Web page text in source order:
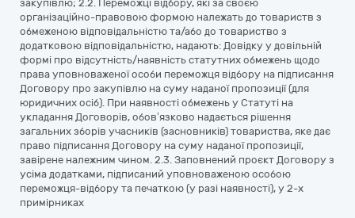
закупівлю; 2.2. Переможці відбору, які за своєю
організаційно-правовою формою належать до товариств з
обмеженою відповідальністю та/або до товариство з
додатковою відповідальністю, надають: Довідку у довільній
формі про відсутність/наявність статутних обмежень щодо
права уповноваженої особи переможця відбору на підписання
Договору про закупівлю на суму наданої пропозиції (для
юридичних осіб). При наявності обмежень у Статуті на
укладання Договорів, обов’язково надається рішення
загальних зборів учасників (засновників) товариства, яке дає
право підписання Договору на суму наданої пропозиції,
завірене належним чином. 2.3. Заповнений проєкт Договору з
усіма додатками, підписаний уповноваженою особою
переможця-відбору та печаткою (у разі наявності), у 2-х
примірниках